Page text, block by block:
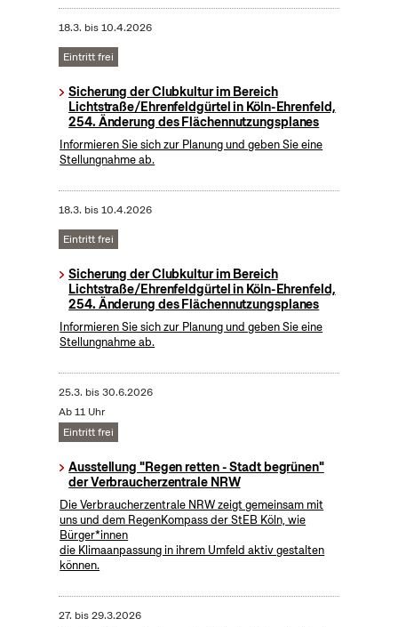
18.3. bis10.4.2026
Eintritt frei
Sicherung der Clubkultur im Bereich
Lichtstraße/Ehrenfeldgürtel in Köln-Ehrenfeld,
254. Änderung des Flächennutzungsplanes
Informieren Sie sich zur Planung und geben Sie eine
Stellungnahme ab.
18.3. bis10.4.2026
Eintritt frei
Sicherung der Clubkultur im Bereich
Lichtstraße/Ehrenfeldgürtel in Köln-Ehrenfeld,
254. Änderung des Flächennutzungsplanes
Informieren Sie sich zur Planung und geben Sie eine
Stellungnahme ab.
25.3. bis30.6.2026
Ab 11 Uhr
Eintritt frei
Ausstellung "Regen retten - Stadt begrünen"
der Verbraucherzentrale NRW
Die Verbraucherzentrale NRW zeigt gemeinsam mit
uns und dem RegenKompass der StEB Köln, wie
Bürger*innen
die Klimaanpassung in ihrem Umfeld aktiv gestalten
können.
27. bis29.3.2026